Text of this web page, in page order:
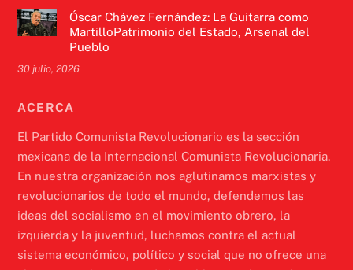
Óscar Chávez Fernández: La Guitarra como
MartilloPatrimonio del Estado, Arsenal del
Pueblo
30 julio, 2026
ACERCA
El Partido Comunista Revolucionario es la sección
mexicana de la Internacional Comunista Revolucionaria.
En nuestra organización nos aglutinamos marxistas y
revolucionarios de todo el mundo, defendemos las
ideas del socialismo en el movimiento obrero, la
izquierda y la juventud, luchamos contra el actual
sistema económico, político y social que no ofrece una